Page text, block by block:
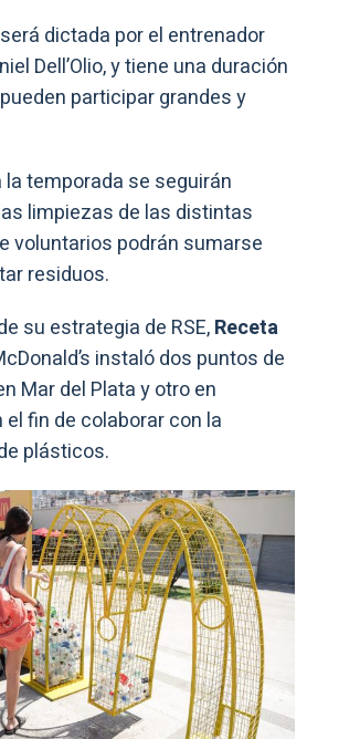
dictada por el entrenador
Dell’Olio, y tiene una duración
participar grandes y
la temporada se seguirán
limpiezas de las distintas
voluntarios podrán sumarse
residuos.
su estrategia de RSE,Receta
instaló dos puntos de
Mar del Plata y otro en
el fin de colaborar con la
plásticos.